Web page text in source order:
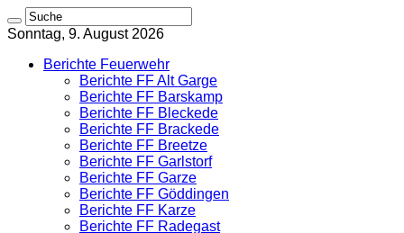
Sonntag, 9. August 2026
Berichte Feuerwehr
Berichte FF Alt Garge
Berichte FF Barskamp
Berichte FF Bleckede
Berichte FF Brackede
Berichte FF Breetze
Berichte FF Garlstorf
Berichte FF Garze
Berichte FF Göddingen
Berichte FF Karze
Berichte FF Radegast